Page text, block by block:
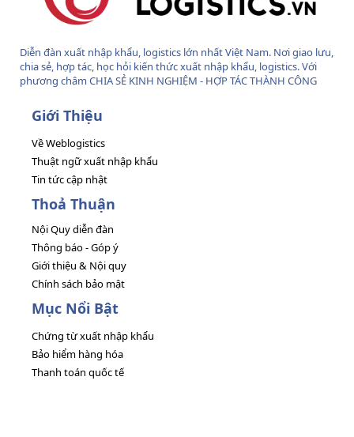
Diễn đàn xuất nhập khẩu, logistics lớn nhất Việt Nam. Nơi giao lưu,
chia sẻ, hợp tác, học hỏi kiến thức xuất nhập khẩu, logistics. Với
phương châm CHIA SẺ KINH NGHIỆM - HỢP TÁC THÀNH CÔNG
Giới Thiệu
Về Weblogistics
Thuật ngữ xuất nhập khẩu
Tin tức cập nhật
Thoả Thuận
Nội Quy diễn đàn
Thông báo - Góp ý
Giới thiệu & Nội quy
Chính sách bảo mật
Mục Nổi Bật
Chứng từ xuất nhập khẩu
Bảo hiểm hàng hóa
Thanh toán quốc tế